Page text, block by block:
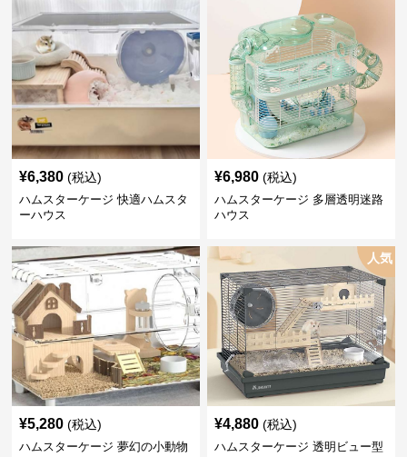
¥6,380 (税込)
ハムスターケージ 快適ハムスタ
ーハウス
¥6,980 (税込)
ハムスターケージ 多層透明迷路
ハウス
¥5,280 (税込)
ハムスターケージ 夢幻の小動物
人気
¥4,880 (税込)
ハムスターケージ 透明ビュー型